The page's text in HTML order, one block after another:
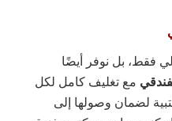
فقط، بل نوفر أيضًا
مع تغليف كامل لكل
لضمان وصولها إلى